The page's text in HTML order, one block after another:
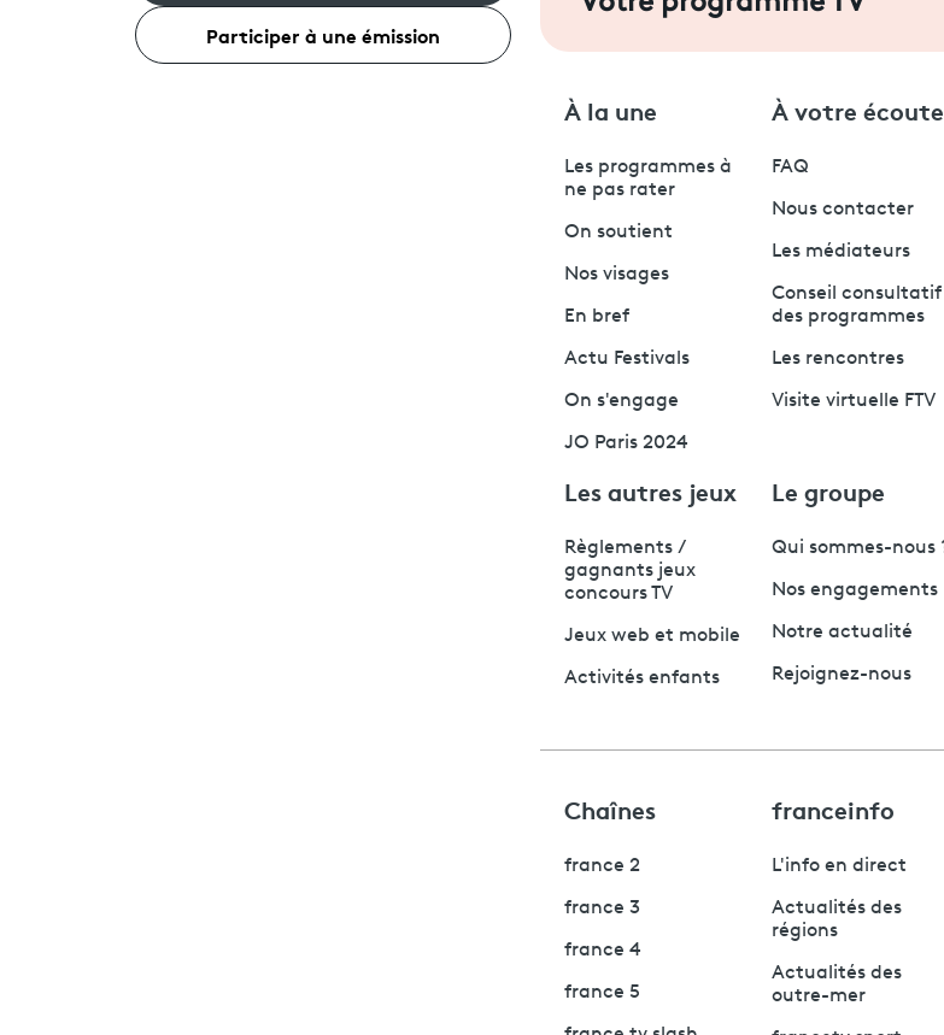
Participer à une émission
À la une
Les programmes à
ne pas rater
On soutient
Nos visages
En bref
Actu Festivals
On s'engage
JO Paris 2024
À votre écoute
FAQ
Nous contacter
Les médiateurs
Conseil consultatif
des programmes
Les rencontres
Visite virtuelle FTV
Les autres jeux
Règlements /
gagnants jeux
concours TV
Jeux web et mobile
Activités enfants
Le groupe
Qui sommes-nous
Nos engagements
Notre actualité
Rejoignez-nous
Chaînes
france 2
france 3
france 4
france 5
franceinfo
L'info en direct
Actualités des
régions
Actualités des
outre-mer